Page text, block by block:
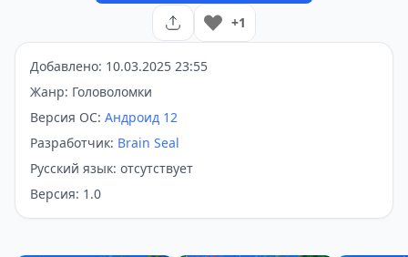
+1
Добавлено: 10.03.2025 23:55
Жанр: Головоломки
Версия ОС: Андроид 12
Разработчик: Brain Seal
Русский язык: отсутствует
Версия: 1.0